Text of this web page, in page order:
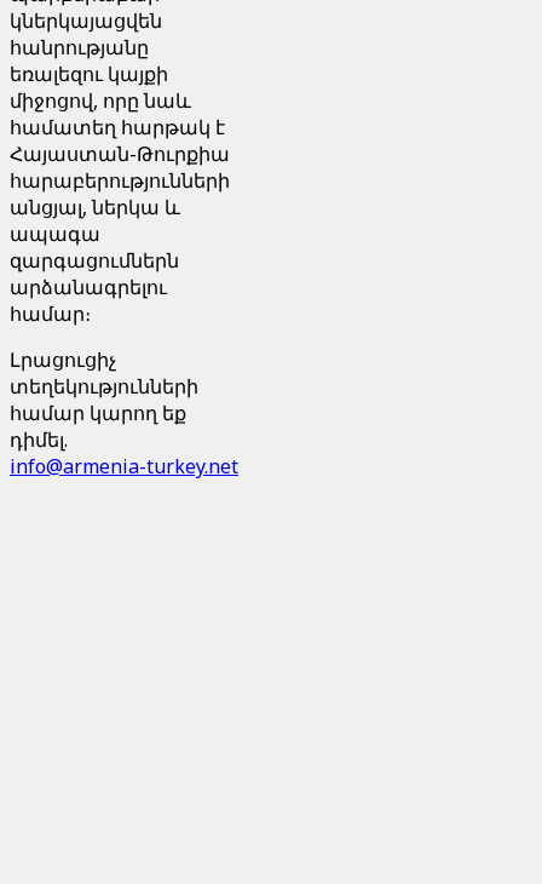
կներկայացվեն
հանրությանը
եռալեզու կայքի
միջոցով, որը նաև
համատեղ հարթակ է
Հայաստան-Թուրքիա
հարաբերությունների
անցյալ, ներկա և
ապագա
զարգացումներն
արձանագրելու
համար։
Լրացուցիչ
տեղեկությունների
համար կարող եք
դիմել.
info@armenia-turkey.net